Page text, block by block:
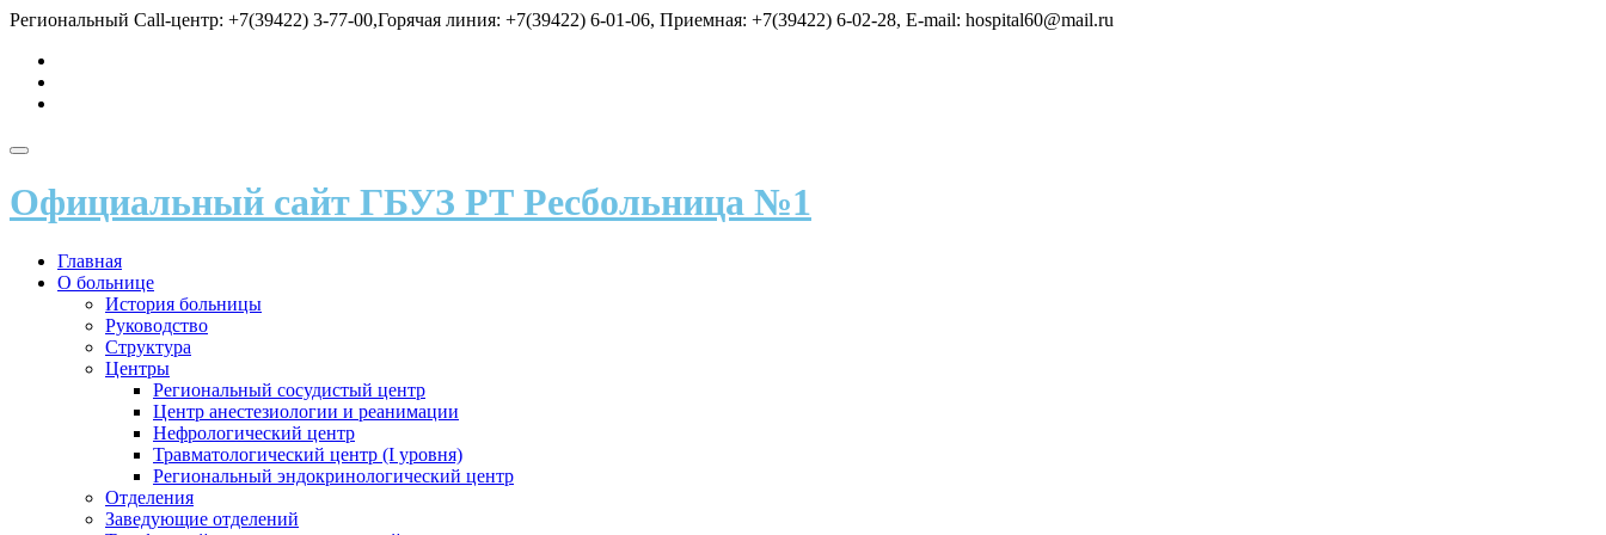
Перейти
содержимому
Региональный Call-центр: +7(39422) 3-77-00,Горячая линия: +7(39422) 6-01-06, Приемная: +7(39422) 6-02-28, E-mail: hospital60@mail.ru
Показать/
навигацию
Официальный сайт ГБУЗ РТ Ресбольница №1
Главная
О больнице
История больницы
Руководство
Структура
Центры
Региональный сосудистый центр
Центр анестезиологии и реанимации
Нефрологический центр
Травматологический центр (I уровня)
Региональный эндокринологический центр
Отделения
Заведующие отделений